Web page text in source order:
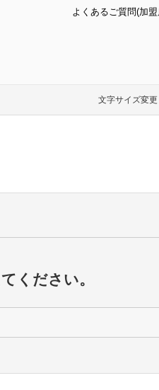
よくあるご質問(加盟
文字サイズ変更
ください。